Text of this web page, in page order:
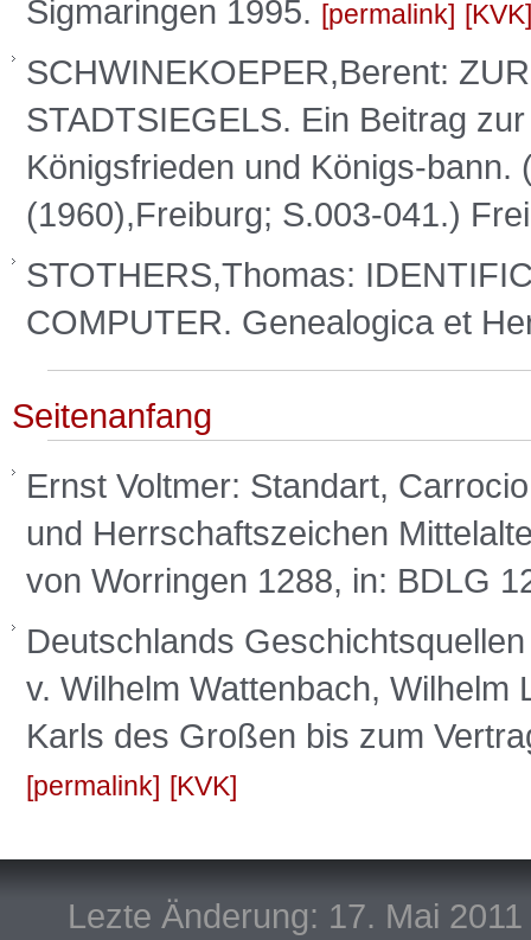
Sigmaringen 1995.
permalink KVK
SCHWINEKOEPER,Berent:
STADTSIEGELS. Ein Beitrag
Königsfrieden und Königs-
(1960),Freiburg; S.003-041.)
STOTHERS,Thomas:
COMPUTER. Genealogica et
Seitenanfang
Ernst Voltmer: Standart,
und Herrschaftszeichen
von Worringen 1288, in: BDLG
Deutschlands
v. Wilhelm Wattenbach, Wilhelm
Karls des Großen bis zum
permalink KVK
Lezte Änderung: 17. Mai